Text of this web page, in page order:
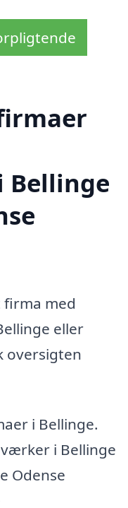
Bellinge
med
eller
oversigten
i Bellinge.
i Bellinge
Odense